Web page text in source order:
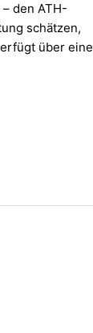
den ATH-
schätzen,
über eine